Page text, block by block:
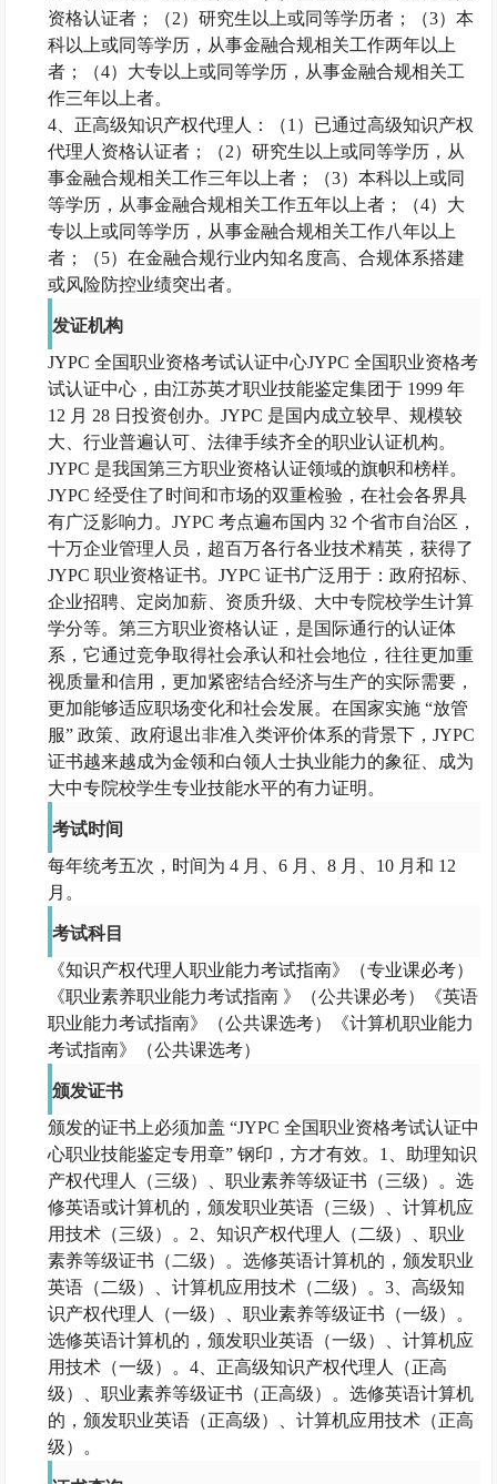
资格认证者；（2）研究生以上或同等学历者；（3）本
科以上或同等学历，从事金融合规相关工作两年以上
者；（4）大专以上或同等学历，从事金融合规相关工
作三年以上者。
4、正高级知识产权代理人：（1）已通过高级知识产权
代理人资格认证者；（2）研究生以上或同等学历，从
事金融合规相关工作三年以上者；（3）本科以上或同
等学历，从事金融合规相关工作五年以上者；（4）大
专以上或同等学历，从事金融合规相关工作八年以上
者；（5）在金融合规行业内知名度高、合规体系搭建
或风险防控业绩突出者。
发证机构
JYPC 全国职业资格考试认证中心JYPC 全国职业资格考
试认证中心，由江苏英才职业技能鉴定集团于 1999 年
12 月 28 日投资创办。JYPC 是国内成立较早、规模较
大、行业普遍认可、法律手续齐全的职业认证机构。
JYPC 是我国第三方职业资格认证领域的旗帜和榜样。
JYPC 经受住了时间和市场的双重检验，在社会各界具
有广泛影响力。JYPC 考点遍布国内 32 个省市自治区，
十万企业管理人员，超百万各行各业技术精英，获得了
JYPC 职业资格证书。JYPC 证书广泛用于：政府招标、
企业招聘、定岗加薪、资质升级、大中专院校学生计算
学分等。第三方职业资格认证，是国际通行的认证体
系，它通过竞争取得社会承认和社会地位，往往更加重
视质量和信用，更加紧密结合经济与生产的实际需要，
更加能够适应职场变化和社会发展。在国家实施 “放管
服” 政策、政府退出非准入类评价体系的背景下，JYPC
证书越来越成为金领和白领人士执业能力的象征、成为
大中专院校学生专业技能水平的有力证明。
考试时间
每年统考五次，时间为 4 月、6 月、8 月、10 月和 12
月。
考试科目
《知识产权代理人职业能力考试指南》（专业课必考）
《职业素养职业能力考试指南 》（公共课必考）《英语
职业能力考试指南》（公共课选考）《计算机职业能力
考试指南》（公共课选考）
颁发证书
颁发的证书上必须加盖 “JYPC 全国职业资格考试认证中
心职业技能鉴定专用章” 钢印，方才有效。1、助理知识
产权代理人（三级）、职业素养等级证书（三级）。选
修英语或计算机的，颁发职业英语（三级）、计算机应
用技术（三级）。2、知识产权代理人（二级）、职业
素养等级证书（二级）。选修英语计算机的，颁发职业
英语（二级）、计算机应用技术（二级）。3、高级知
识产权代理人（一级）、职业素养等级证书（一级）。
选修英语计算机的，颁发职业英语（一级）、计算机应
用技术（一级）。4、正高级知识产权代理人（正高
级）、职业素养等级证书（正高级）。选修英语计算机
的，颁发职业英语（正高级）、计算机应用技术（正高
级）。